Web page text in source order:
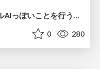
0 280